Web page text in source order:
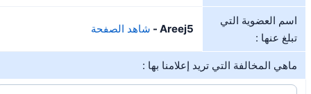
اسم العضوية التي
تبلغ عنها :
Areej5 - شاهد الصفحة
ماهي المخالفة التي تريد إعلامنا بها :